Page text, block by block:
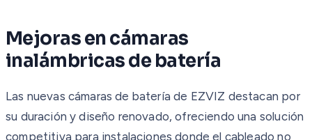
Mejoras en cámaras
inalámbricas de batería
Las nuevas cámaras de batería de EZVIZ destacan por
su duración y diseño renovado, ofreciendo una solución
competitiva para instalaciones donde el cableado no